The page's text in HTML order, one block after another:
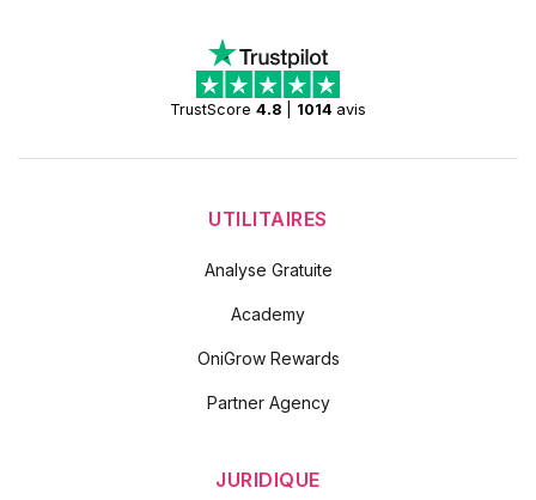
TrustScore 4.8 1014 avis
UTILITAIRES
Analyse Gratuite
Academy
OniGrow Rewards
Partner Agency
JURIDIQUE